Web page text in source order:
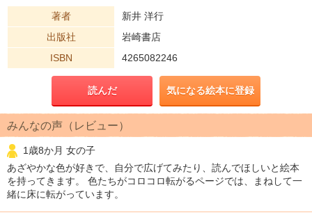
著者
新井 洋行
出版社
岩崎書店
ISBN
4265082246
読んだ 気になる絵本に登録
みんなの声（レビュー）
1歳8か月 女の子
あざやかな色が好きで、自分で広げてみたり、読んでほしいと絵本
を持ってきます。 色たちがコロコロ転がるページでは、まねして一
緒に床に転がっています。